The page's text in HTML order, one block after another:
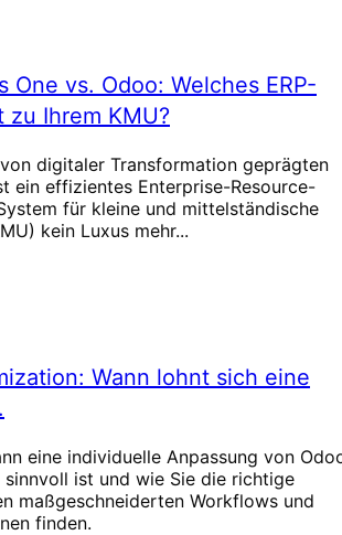
One vs. Odoo: Welches ERP-
zu Ihrem KMU?
digitaler Transformation geprägten
ein effizientes Enterprise-Resource-
für kleine und mittelständische
kein Luxus mehr...
Wann lohnt sich eine
eine individuelle Anpassung von
ist und wie Sie die richtige
maßgeschneiderten Workflows und
finden.